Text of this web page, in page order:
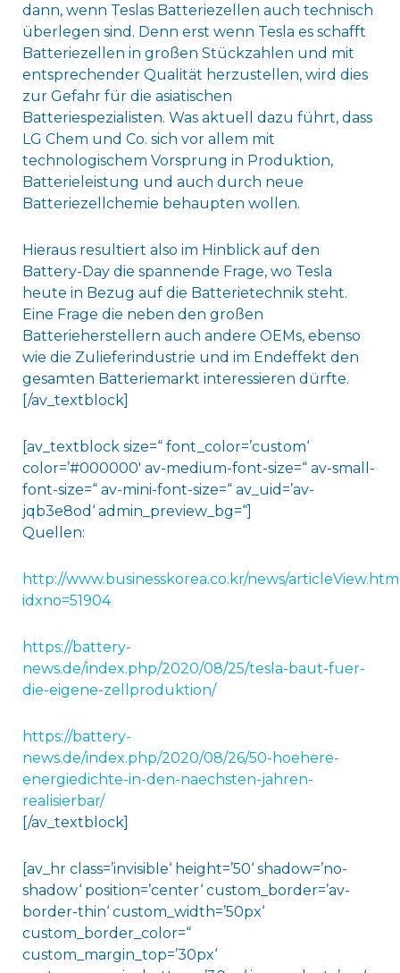
dann, wenn Teslas Batteriezellen auch technisch
überlegen sind. Denn erst wenn Tesla es schafft
Batteriezellen in großen Stückzahlen und mit
entsprechender Qualität herzustellen, wird dies
zur Gefahr für die asiatischen
Batteriespezialisten. Was aktuell dazu führt, dass
LG Chem und Co. sich vor allem mit
technologischem Vorsprung in Produktion,
Batterieleistung und auch durch neue
Batteriezellchemie behaupten wollen.
Hieraus resultiert also im Hinblick auf den
Battery-Day die spannende Frage, wo Tesla
heute in Bezug auf die Batterietechnik steht.
Eine Frage die neben den großen
Batterieherstellern auch andere OEMs, ebenso
wie die Zulieferindustrie und im Endeffekt den
gesamten Batteriemarkt interessieren dürfte.
[/av_textblock]
[av_textblock size=“ font_color=’custom‘
color=’#000000′ av-medium-font-size=“ av-small-
font-size=“ av-mini-font-size=“ av_uid=’av-
jqb3e8od‘ admin_preview_bg=“]
Quellen:
http://www.businesskorea.co.kr/news/
idxno=51904
https://battery-
news.de/index.php/2020/08/25/tesla-baut-fuer-
die-eigene-zellproduktion/
https://battery-
news.de/index.php/2020/08/26/50-hoehere-
energiedichte-in-den-naechsten-jahren-
realisierbar/
[/av_textblock]
[av_hr class=’invisible‘ height=’50‘ shadow=’no-
shadow‘ position=’center‘ custom_border=’av-
border-thin‘ custom_width=’50px‘
custom_border_color=“
custom_margin_top=’30px‘